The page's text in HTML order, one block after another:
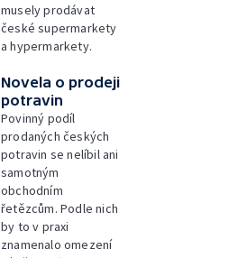
musely prodávat
české supermarkety
a hypermarkety.
Novela o prodeji
potravin
Povinný podíl
prodaných českých
potravin se nelíbil ani
samotným
obchodním
řetězcům. Podle nich
by to v praxi
znamenalo omezení